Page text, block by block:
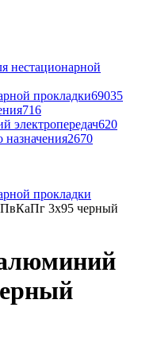
нестационарной
прокладки69035
716
электропередач620
2670
прокладки
3x95 черный